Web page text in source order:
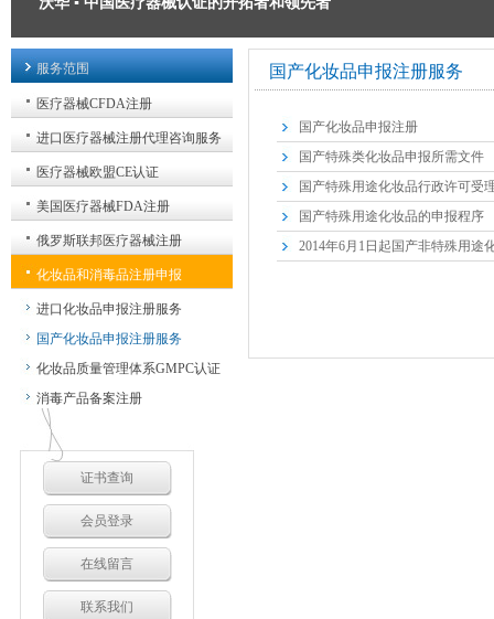
医疗器械注册 ▪ 为您的安全承诺
医疗器械出口认证 ▪ 出口方案解决专家
医疗器械GMP质量管理规范 ▪ 我们力求精益求精
服务范围
医疗器械CFDA注册
进口医疗器械注册代理咨询服务
医疗器械欧盟CE认证
美国医疗器械FDA注册
俄罗斯联邦医疗器械注册
化妆品和消毒品注册申报
进口化妆品申报注册服务
国产化妆品申报注册服务
化妆品质量管理体系GMPC认证
消毒产品备案注册
证书查询
会员登录
在线留言
联系我们
国产化妆品申报注册服务
国产化妆品申报注册
国产特殊类化妆品申报所需文件
国产特殊用途化妆品行政许可受
国产特殊用途化妆品的申报程序
2014年6月1日起国产非特殊用途